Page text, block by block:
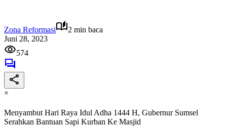
Zona Reformasi
2 min baca
Juni 28, 2023
574
×
Menyambut Hari Raya Idul Adha 1444 H, Gubernur Sumsel
Serahkan Bantuan Sapi Kurban Ke Masjid